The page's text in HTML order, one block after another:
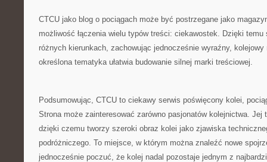
CTCU jako blog o pociągach może być postrzegane jako
możliwość łączenia wielu typów treści: ciekawostek. Dzięki
różnych kierunkach, zachowując jednocześnie wyraźny, kolejowy
określona tematyka ułatwia budowanie silnej marki treściowej.
Podsumowując, CTCU to ciekawy serwis poświęcony kolei,
Strona może zainteresować zarówno pasjonatów kolejnictwa. Jej
dzięki czemu tworzy szeroki obraz kolei jako zjawiska
podróżniczego. To miejsce, w którym można znaleźć nowe
jednocześnie poczuć, że kolej nadal pozostaje jednym z